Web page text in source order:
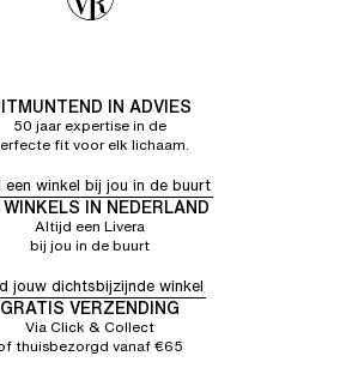
IN ADVIES
50 jaar expertise in de
fit voor elk lichaam.
een winkel bij jou in de buurt
IN NEDERLAND
Altijd een Livera
bij jou in de buurt
jouw dichtsbijzijnde winkel
GRATIS VERZENDING
Via Click & Collect
thuisbezorgd vanaf €65